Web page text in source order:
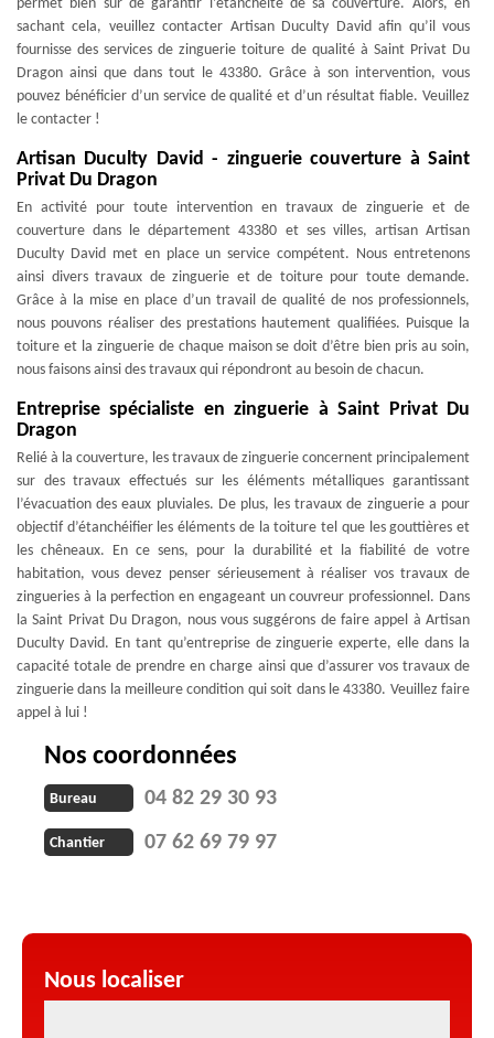
permet bien sûr de garantir l’étanchéité de sa couverture. Alors, en
sachant cela, veuillez contacter Artisan Duculty David afin qu’il vous
fournisse des services de zinguerie toiture de qualité à Saint Privat Du
Dragon ainsi que dans tout le 43380. Grâce à son intervention, vous
pouvez bénéficier d’un service de qualité et d’un résultat fiable. Veuillez
le contacter !
Artisan Duculty David - zinguerie couverture à Saint
Privat Du Dragon
En activité pour toute intervention en travaux de zinguerie et de
couverture dans le département 43380 et ses villes, artisan Artisan
Duculty David met en place un service compétent. Nous entretenons
ainsi divers travaux de zinguerie et de toiture pour toute demande.
Grâce à la mise en place d’un travail de qualité de nos professionnels,
nous pouvons réaliser des prestations hautement qualifiées. Puisque la
toiture et la zinguerie de chaque maison se doit d’être bien pris au soin,
nous faisons ainsi des travaux qui répondront au besoin de chacun.
Entreprise spécialiste en zinguerie à Saint Privat Du
Dragon
Relié à la couverture, les travaux de zinguerie concernent principalement
sur des travaux effectués sur les éléments métalliques garantissant
l’évacuation des eaux pluviales. De plus, les travaux de zinguerie a pour
objectif d’étanchéifier les éléments de la toiture tel que les gouttières et
les chêneaux. En ce sens, pour la durabilité et la fiabilité de votre
habitation, vous devez penser sérieusement à réaliser vos travaux de
zingueries à la perfection en engageant un couvreur professionnel. Dans
la Saint Privat Du Dragon, nous vous suggérons de faire appel à Artisan
Duculty David. En tant qu’entreprise de zinguerie experte, elle dans la
capacité totale de prendre en charge ainsi que d’assurer vos travaux de
zinguerie dans la meilleure condition qui soit dans le 43380. Veuillez faire
appel à lui !
Nos coordonnées
Bureau 04 82 29 30 93
Chantier 07 62 69 79 97
Nous localiser